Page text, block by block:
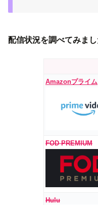
配信状況を調べてみまし
Amazonプライム
FOD PREMIUM
Hulu